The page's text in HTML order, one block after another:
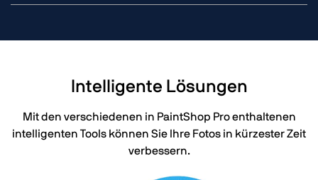
Intelligente Lösungen
Mit den verschiedenen in PaintShop Pro enthaltenen
intelligenten Tools können Sie Ihre Fotos in kürzester Zeit
verbessern.